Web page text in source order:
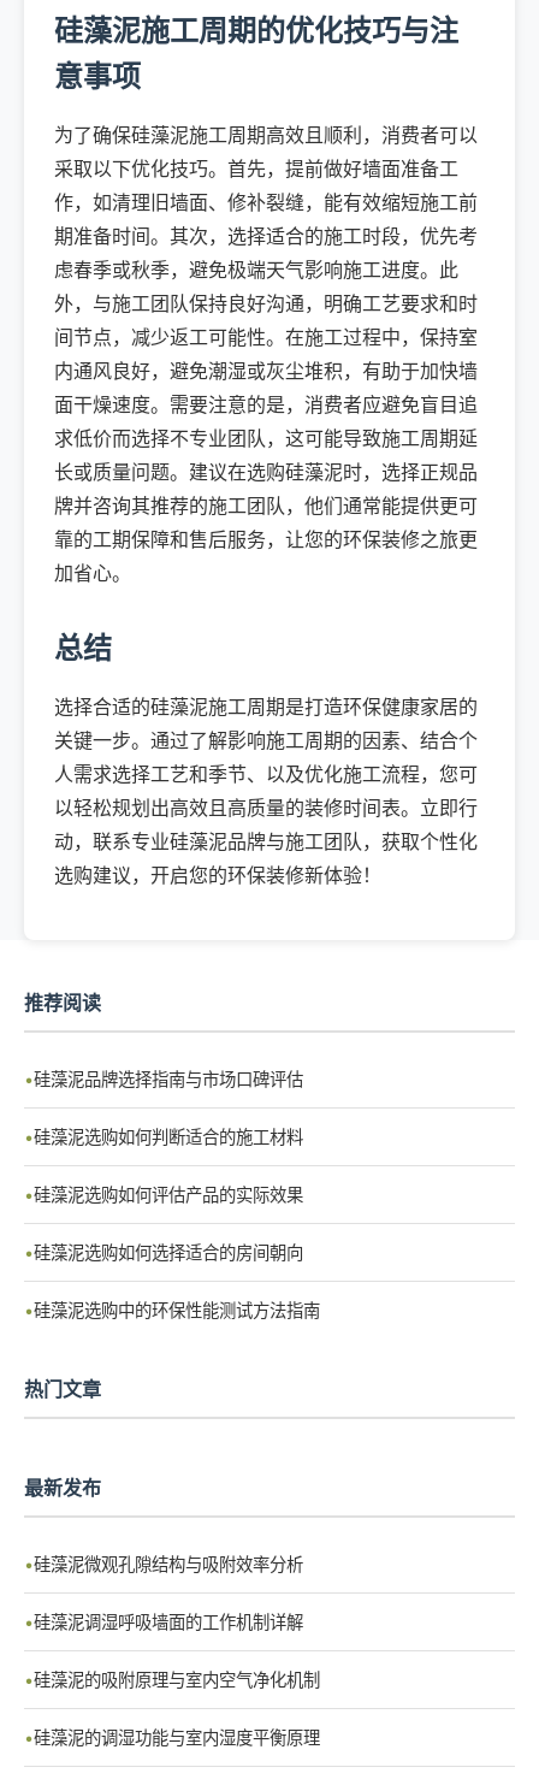
硅藻泥施工周期的优化技巧与注
意事项
为了确保硅藻泥施工周期高效且顺利，消费者可以
采取以下优化技巧。首先，提前做好墙面准备工
作，如清理旧墙面、修补裂缝，能有效缩短施工前
期准备时间。其次，选择适合的施工时段，优先考
虑春季或秋季，避免极端天气影响施工进度。此
外，与施工团队保持良好沟通，明确工艺要求和时
间节点，减少返工可能性。在施工过程中，保持室
内通风良好，避免潮湿或灰尘堆积，有助于加快墙
面干燥速度。需要注意的是，消费者应避免盲目追
求低价而选择不专业团队，这可能导致施工周期延
长或质量问题。建议在选购硅藻泥时，选择正规品
牌并咨询其推荐的施工团队，他们通常能提供更可
靠的工期保障和售后服务，让您的环保装修之旅更
加省心。
总结
选择合适的硅藻泥施工周期是打造环保健康家居的
关键一步。通过了解影响施工周期的因素、结合个
人需求选择工艺和季节、以及优化施工流程，您可
以轻松规划出高效且高质量的装修时间表。立即行
动，联系专业硅藻泥品牌与施工团队，获取个性化
选购建议，开启您的环保装修新体验！
推荐阅读
硅藻泥品牌选择指南与市场口碑评估
硅藻泥选购如何判断适合的施工材料
硅藻泥选购如何评估产品的实际效果
硅藻泥选购如何选择适合的房间朝向
硅藻泥选购中的环保性能测试方法指南
热门文章
最新发布
硅藻泥微观孔隙结构与吸附效率分析
硅藻泥调湿呼吸墙面的工作机制详解
硅藻泥的吸附原理与室内空气净化机制
硅藻泥的调湿功能与室内湿度平衡原理